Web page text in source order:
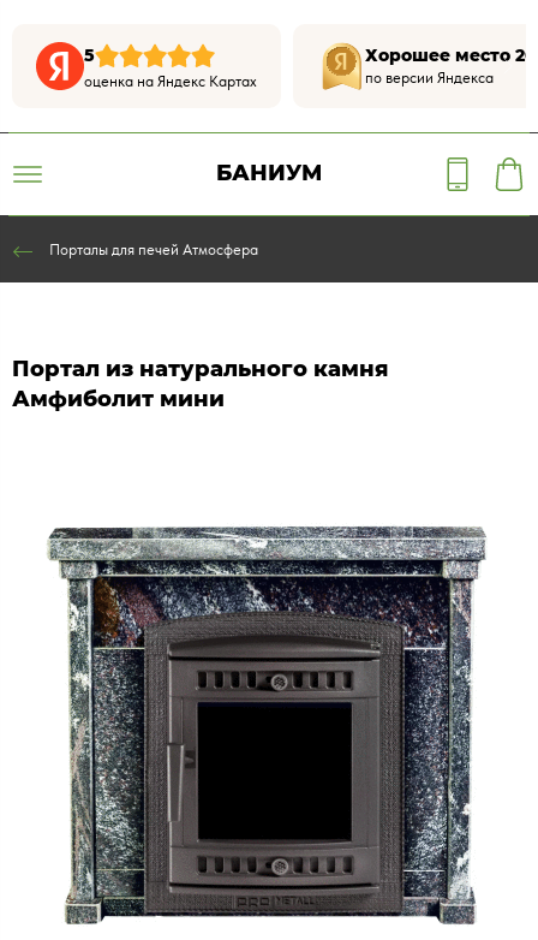
5
оценка на Яндекс Картах
Хорошее место
по версии Яндекса
БАНИУМ
Порталы для печей Атмосфера
Портал из натурального камня
Амфиболит мини